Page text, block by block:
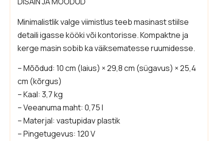
Minimalistlik valge viimistlus teeb masinast stiilse
detaili igasse kööki või kontorisse. Kompaktne ja
kerge masin sobib ka väiksematesse ruumidesse.
– Mõõdud: 10 cm (laius) × 29,8 cm (sügavus) × 25,4
cm (kõrgus)
– Kaal: 3,7 kg
– Veeanuma maht: 0,75 l
– Materjal: vastupidav plastik
– Pingetugevus: 120 V